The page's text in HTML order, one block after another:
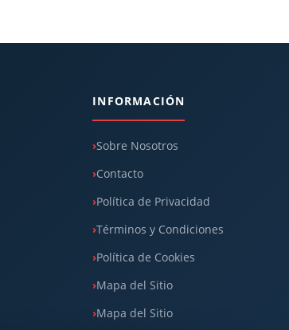
INFORMACIÓN
Sobre Nosotros
Contacto
Política de Privacidad
Términos y Condiciones
Política de Cookies
Mapa del Sitio
Mapa del Sitio